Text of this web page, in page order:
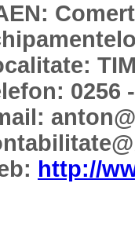
0256
http://